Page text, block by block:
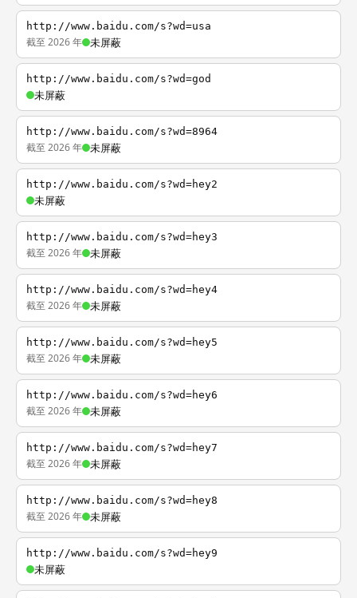
http://www.baidu.com/s?wd=usa
截至 2026 年 未屏蔽
http://www.baidu.com/s?wd=god
未屏蔽
http://www.baidu.com/s?wd=8964
截至 2026 年 未屏蔽
http://www.baidu.com/s?wd=hey2
未屏蔽
http://www.baidu.com/s?wd=hey3
截至 2026 年 未屏蔽
http://www.baidu.com/s?wd=hey4
截至 2026 年 未屏蔽
http://www.baidu.com/s?wd=hey5
截至 2026 年 未屏蔽
http://www.baidu.com/s?wd=hey6
截至 2026 年 未屏蔽
http://www.baidu.com/s?wd=hey7
截至 2026 年 未屏蔽
http://www.baidu.com/s?wd=hey8
截至 2026 年 未屏蔽
http://www.baidu.com/s?wd=hey9
未屏蔽